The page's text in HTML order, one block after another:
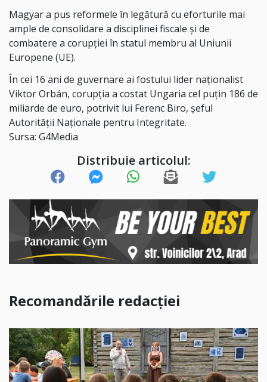
Magyar a pus reformele în legătură cu eforturile mai
ample de consolidare a disciplinei fiscale și de
combatere a corupției în statul membru al Uniunii
Europene (UE).
În cei 16 ani de guvernare ai fostului lider naționalist
Viktor Orbán, corupția a costat Ungaria cel puțin 186 de
miliarde de euro, potrivit lui Ferenc Biro, șeful
Autorității Naționale pentru Integritate.
Sursa: G4Media
Distribuie articolul:
Recomandările redacției